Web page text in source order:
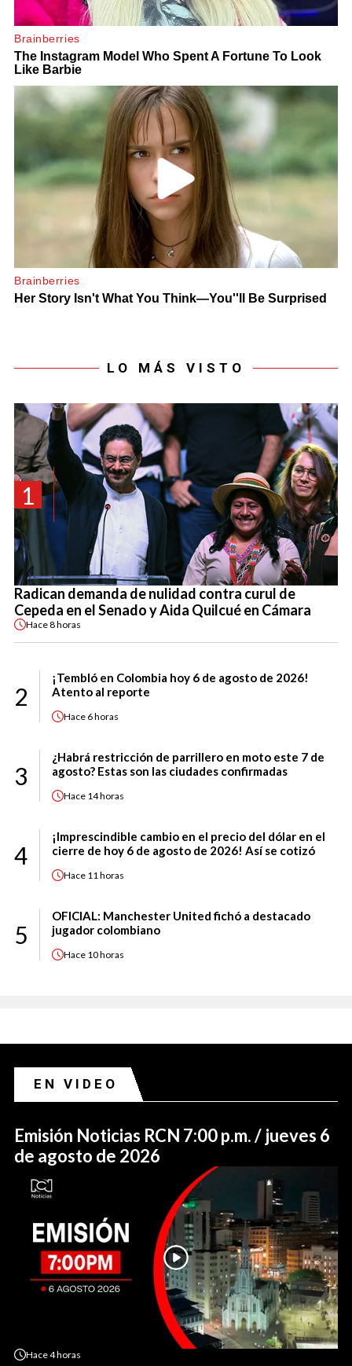
LO MÁS VISTO
1
Radican demanda de nulidad contra curul de
Cepeda en el Senado y Aida Quilcué en Cámara
Hace8 horas
2
¡Tembló en Colombia hoy 6 de agosto de 2026!
Atento al reporte
Hace 6 horas
3
¿Habrá restricción de parrillero en moto este 7 de
agosto? Estas son las ciudades confirmadas
Hace 14 horas
4
¡Imprescindible cambio en el precio del dólar en el
cierre de hoy 6 de agosto de 2026! Así se cotizó
Hace 11 horas
5
OFICIAL: Manchester United fichó a destacado
jugador colombiano
Hace 10 horas
EN VIDEO
Emisión Noticias RCN 7:00 p.m. / jueves 6
de agosto de 2026
Hace4 horas